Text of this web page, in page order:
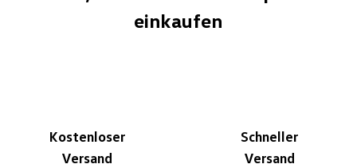
einkaufen
Kostenloser
Versand
Schneller
Versand